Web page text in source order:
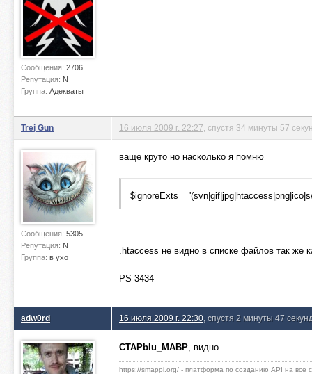
Сообщения: 2706
Репутация: N
Группа: Адекваты
Trej Gun
Сообщения: 5305
Репутация: N
Группа: в ухо
16 июля 2009 г. 22:27 , спустя 34 минуты 57
ваще круто но насколько я помню
$ignoreExts =
.htaccess не видно в списке файлов так же
PS 3434
adw0rd 16 июля 2009 г. 22:30 , спустя 2 минуты 47
CTAPbIu_MABP, видно
https://smappi.org/ - платформа по созданию API на все